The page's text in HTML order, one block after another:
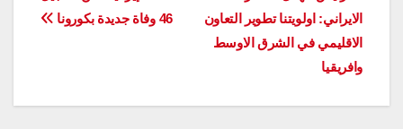
المقالات
46 وفاة جديدة بكورونا
الايراني: اولويتنا تطوير التعاون
الاقليمي في الشرق الاوسط
وافريقيا